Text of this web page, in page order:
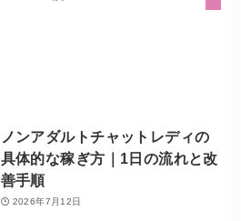
ノンアダルトチャットレディの
具体的な稼ぎ方｜1日の流れと改
善手順
2026年7月12日